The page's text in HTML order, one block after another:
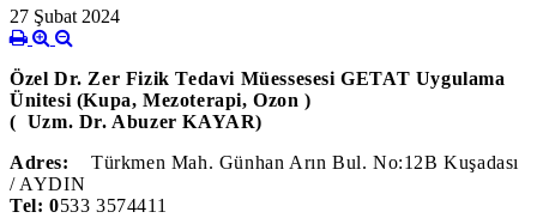
27 Şubat 2024
Özel Dr. Zer Fizik Tedavi Müessesesi GETAT Uygulama
Ünitesi (Kupa, Mezoterapi, Ozon )
( Uzm. Dr. Abuzer KAYAR)
Adres:
Türkmen Mah. Günhan Arın Bul. No:12B Kuşadası
/ AYDIN
Tel: 0533 3574411